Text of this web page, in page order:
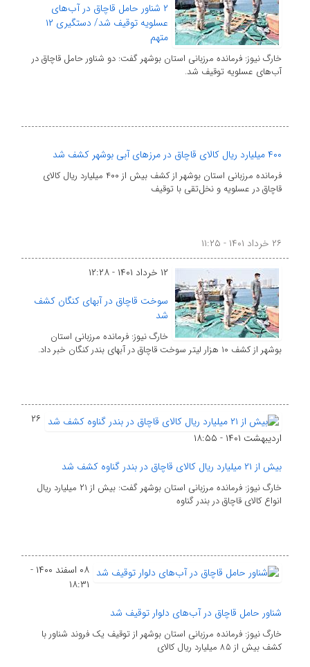
۲ شناور حامل قاچاق در آب‌های
عسلویه توقیف شد/ دستگیری ۱۲
متهم
خارگ نیوز: فرمانده مرزبانی استان بوشهر گفت: دو شناور حامل قاچاق در
آب‌های عسلویه توقیف شد.
۴۰۰ میلیارد ریال کالای قاچاق در مرزهای آبی بوشهر کشف شد
فرمانده مرزبانی استان بوشهر از کشف بیش از ۴۰۰ میلیارد ریال کالای
قاچاق در عسلویه و نخل‌تقی با توقیف
۲۶ خرداد ۱۴۰۱ - ۱۱:۲۵
۱۲ خرداد ۱۴۰۱ - ۱۲:۲۸
سوخت قاچاق در آبهای کنگان کشف
شد
خارگ نیوز: فرمانده مرزبانی استان
بوشهر از کشف ۱۰ هزار لیتر سوخت قاچاق در آبهای بندر کنگان خبر داد.
۲۶
اردیبهشت ۱۴۰۱ - ۱۸:۵۵
بیش از ۲۱ میلیارد ریال کالای قاچاق در بندر گناوه کشف شد
خارگ نیوز: فرمانده مرزبانی استان بوشهر گفت: بیش از ۲۱ میلیارد ریال
انواع کالای قاچاق در بندر گناوه
۰۸ اسفند ۱۴۰۰ -
۱۸:۳۱
شناور حامل قاچاق در آب‌های دلوار توقیف شد
خارگ نیوز: فرمانده مرزبانی استان بوشهر از توقیف یک فروند شناور با
کشف بیش از ۸۵ میلیارد ریال کالای